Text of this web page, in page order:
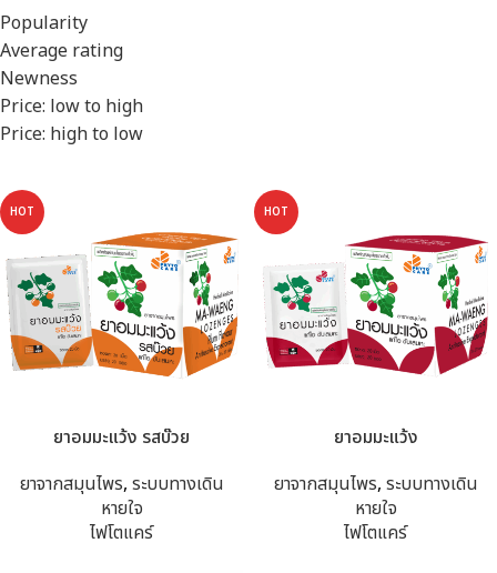
Popularity
Average rating
Newness
Price: low to high
Price: high to low
HOT
ยาอมมะแว้ง รสบ๊วย
ยาจากสมุนไพร, ระบบทางเดิน
หายใจ
ไฟโตแคร์
HOT
ยาอมมะแว้ง
ยาจากสมุนไพร, ระบบทางเดิน
หายใจ
ไฟโตแคร์